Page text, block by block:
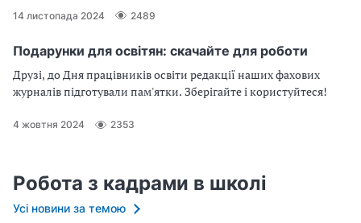
дошкільним закладом», і зі всіма наступними.
14 листопада 2024 2489
Подарунки для освітян: скачайте для роботи
Друзі, до Дня працівників освіти редакції наших фахових
журналів підготували пам'ятки. Зберігайте і користуйтеся!
4 жовтня 2024 2353
Робота з кадрами в школі
Усі новини за темою